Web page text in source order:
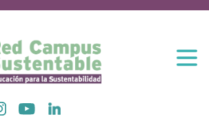
YouTubeLinkedIn